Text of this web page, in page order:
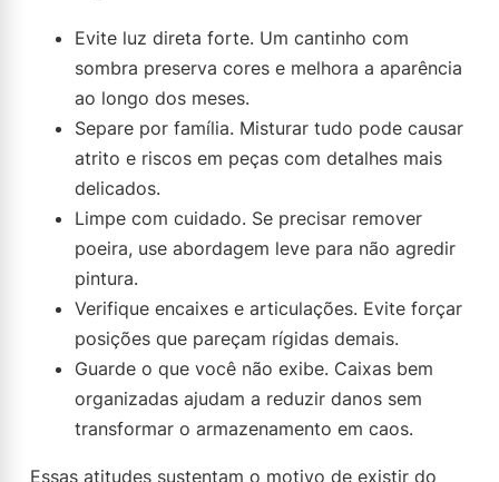
Evite luz direta forte. Um cantinho com
sombra preserva cores e melhora a aparência
ao longo dos meses.
Separe por família. Misturar tudo pode causar
atrito e riscos em peças com detalhes mais
delicados.
Limpe com cuidado. Se precisar remover
poeira, use abordagem leve para não agredir
pintura.
Verifique encaixes e articulações. Evite forçar
posições que pareçam rígidas demais.
Guarde o que você não exibe. Caixas bem
organizadas ajudam a reduzir danos sem
transformar o armazenamento em caos.
Essas atitudes sustentam o motivo de existir do